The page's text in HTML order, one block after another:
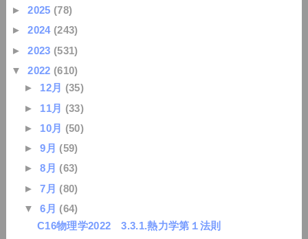
►2025 (78)
►2024 (243)
►2023 (531)
▼2022 (610)
► 12月 (35)
► 11月 (33)
► 10月 (50)
►9月 (59)
►8月 (63)
►7月 (80)
▼6月 (64)
C16物理学2022 3.3.1.熱力学第１法則